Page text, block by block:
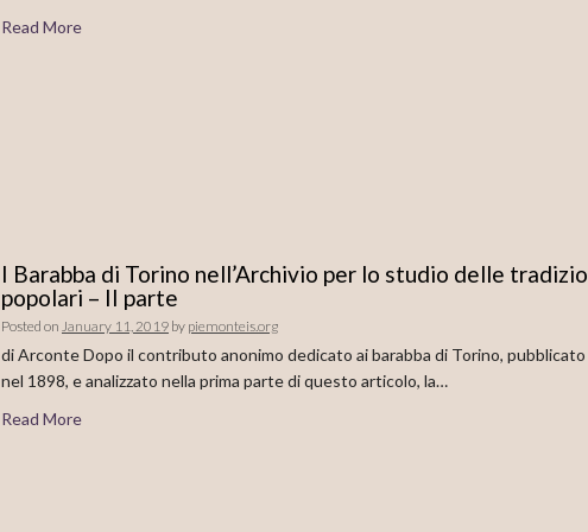
Read More
I Barabba di Torino nell’Archivio per lo studio delle
popolari – II parte
Posted on January 11, 2019 by piemonteis.org
di Arconte Dopo il contributo anonimo dedicato ai barabba di Torino, pubblicato
nel 1898, e analizzato nella prima parte di questo articolo, la…
Read More